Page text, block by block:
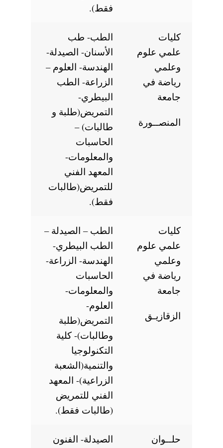
علمي علوم
المنصــورة
الطب- طب
الأسنان- الصيدلة-
الهندسة- العلوم –
الزراعة- الطب
التمريض(طلبة و
طالبات) –
والمعلومات-
المعهد الفني
للتمريض(طالبات
علمي علوم
الطب – الصيدلة –
الطب البيطري-
الهندسة- الزراعة-
الحاسبات
والمعلومات-
التمريض(طلبة
وطالبات)- كلية
التكنولوجيا
والتنمية(الشعبة
الزراعية)- المعهد
الفني للتمريض
(طالبات فقط).
الصيدلة- الفنون